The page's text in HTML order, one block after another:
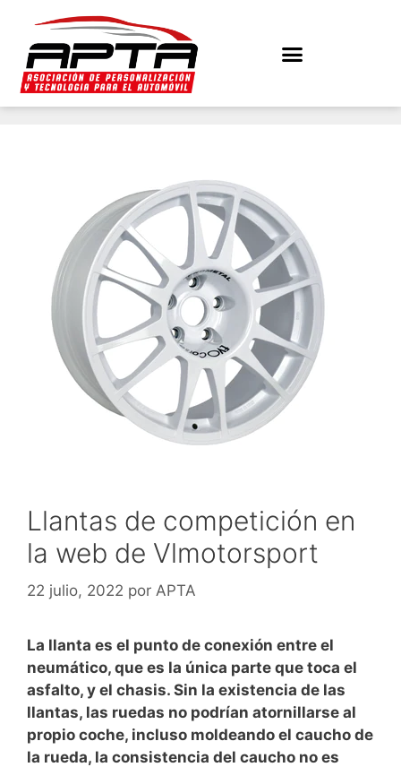
Llantas de competición en
la web de Vlmotorsport
22 julio, 2022 por APTA
La llanta es el punto de conexión entre el
neumático, que es la única parte que toca el
asfalto, y el chasis. Sin la existencia de las
llantas, las ruedas no podrían atornillarse al
propio coche, incluso moldeando el caucho de
la rueda, la consistencia del caucho no es